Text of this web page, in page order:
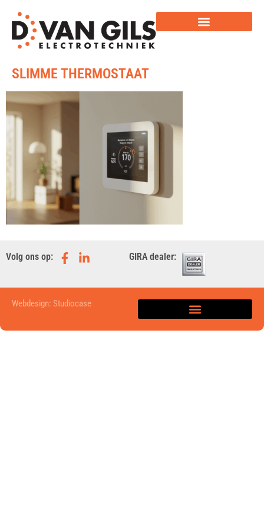
SLIMME THERMOSTAAT
Volg ons op: GIRA dealer:
Webdesign: Studiocase